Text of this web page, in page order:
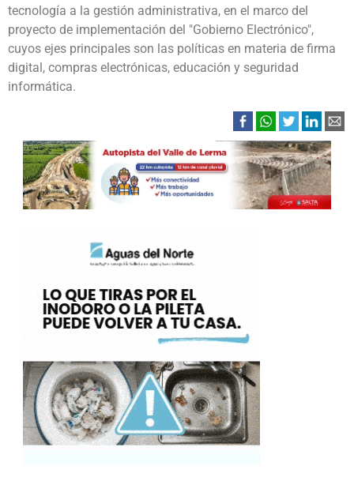
tecnología a la gestión administrativa, en el marco del
proyecto de implementación del "Gobierno Electrónico",
cuyos ejes principales son las políticas en materia de firma
digital, compras electrónicas, educación y seguridad
informática.